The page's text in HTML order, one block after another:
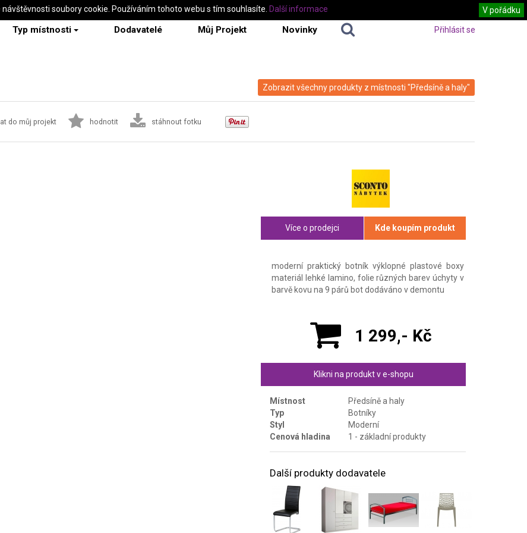
Typ místnosti Dodavatelé Můj Projekt Novinky Přihlásit se
Zobrazit všechny produkty z místnosti "Předsíně a haly"
do můj projekt hodnotit stáhnout fotku
Více o prodejci Kde koupím produkt
moderní praktický botník výklopné plastové boxy
materiál lehké lamino, folie různých barev úchyty v
barvě kovu na 9 párů bot dodáváno v demontu
1 299,- Kč
Klikni na produkt v e-shopu
Místnost
Předsíně a haly
Typ
Botníky
Styl
Moderní
Cenová hladina
1 - základní produkty
Další produkty dodavatele
soubory cookie. Používáním tohoto webu s tím souhlasíte. V pořádku
Další informace